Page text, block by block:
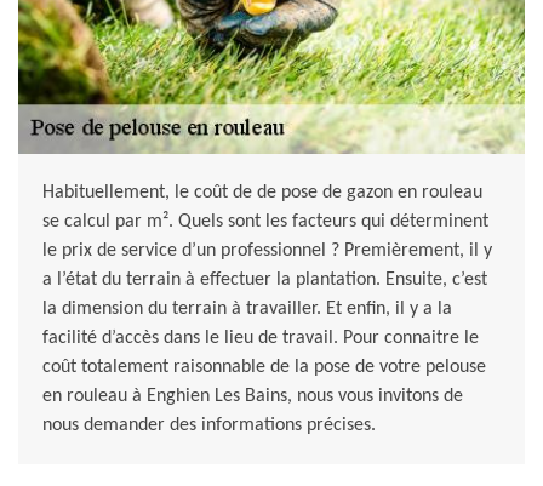
Habituellement, le coût de de pose de gazon en rouleau
se calcul par m². Quels sont les facteurs qui déterminent
le prix de service d’un professionnel ? Premièrement, il y
a l’état du terrain à effectuer la plantation. Ensuite, c’est
la dimension du terrain à travailler. Et enfin, il y a la
facilité d’accès dans le lieu de travail. Pour connaitre le
coût totalement raisonnable de la pose de votre pelouse
en rouleau à Enghien Les Bains, nous vous invitons de
nous demander des informations précises.